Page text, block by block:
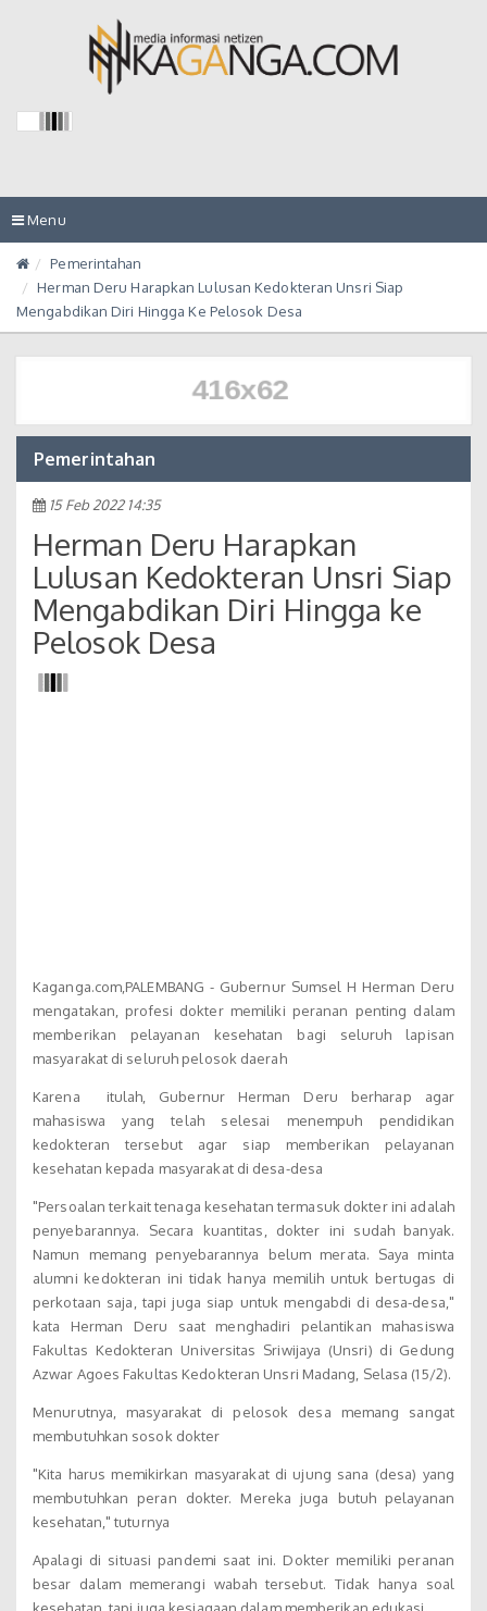
Toggle
navigation
Menu
Pemerintahan
Herman Deru Harapkan Lulusan Kedokteran Unsri Siap
Mengabdikan Diri Hingga Ke Pelosok Desa
Pemerintahan
15 Feb 2022 14:35
Herman Deru Harapkan
Lulusan Kedokteran Unsri Siap
Mengabdikan Diri Hingga ke
Pelosok Desa
Kaganga.com,PALEMBANG - Gubernur Sumsel H Herman Deru
mengatakan, profesi dokter memiliki peranan penting dalam
memberikan pelayanan kesehatan bagi seluruh lapisan
masyarakat di seluruh pelosok daerah
Karena itulah, Gubernur Herman Deru berharap agar
mahasiswa yang telah selesai menempuh pendidikan
kedokteran tersebut agar siap memberikan pelayanan
kesehatan kepada masyarakat di desa-desa
"Persoalan terkait tenaga kesehatan termasuk dokter ini adalah
penyebarannya. Secara kuantitas, dokter ini sudah banyak.
Namun memang penyebarannya belum merata. Saya minta
alumni kedokteran ini tidak hanya memilih untuk bertugas di
perkotaan saja, tapi juga siap untuk mengabdi di desa-desa,"
kata Herman Deru saat menghadiri pelantikan mahasiswa
Fakultas Kedokteran Universitas Sriwijaya (Unsri) di Gedung
Azwar Agoes Fakultas Kedokteran Unsri Madang, Selasa (15/2).
Menurutnya, masyarakat di pelosok desa memang sangat
membutuhkan sosok dokter
"Kita harus memikirkan masyarakat di ujung sana (desa) yang
membutuhkan peran dokter. Mereka juga butuh pelayanan
kesehatan," tuturnya
Apalagi di situasi pandemi saat ini. Dokter memiliki peranan
besar dalam memerangi wabah tersebut. Tidak hanya soal